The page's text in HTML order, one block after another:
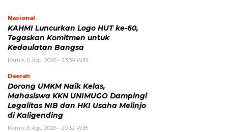
Nasional
KAHMI Luncurkan Logo HUT ke-60,
Tegaskan Komitmen untuk
Kedaulatan Bangsa
Kamis, 6 Agu 2026 - 23:39 WIB
Daerah
Dorong UMKM Naik Kelas,
Mahasiswa KKN UNIMUGO Dampingi
Legalitas NIB dan HKI Usaha Melinjo
di Kaligending
Kamis, 6 Agu 2026 - 20:32 WIB